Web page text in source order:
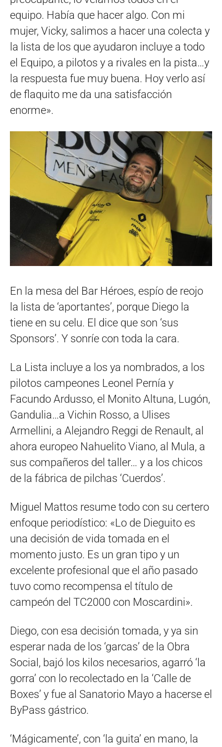
equipo. Había que hacer algo. Con mi
mujer, Vicky, salimos a hacer una colecta y
la lista de los que ayudaron incluye a todo
el Equipo, a pilotos y a rivales en la pista…y
la respuesta fue muy buena. Hoy verlo así
de flaquito me da una satisfacción
enorme».
En la mesa del Bar Héroes, espío de reojo
la lista de ‘aportantes’, porque Diego la
tiene en su celu. El dice que son ‘sus
Sponsors’. Y sonríe con toda la cara.
La Lista incluye a los ya nombrados, a los
pilotos campeones Leonel Pernía y
Facundo Ardusso, el Monito Altuna, Lugón,
Gandulia…a Vichin Rosso, a Ulises
Armellini, a Alejandro Reggi de Renault, al
ahora europeo Nahuelito Viano, al Mula, a
sus compañeros del taller… y a los chicos
de la fábrica de pilchas ‘Cuerdos’.
Miguel Mattos resume todo con su certero
enfoque periodístico: «Lo de Dieguito es
una decisión de vida tomada en el
momento justo. Es un gran tipo y un
excelente profesional que el año pasado
tuvo como recompensa el título de
campeón del TC2000 con Moscardini».
Diego, con esa decisión tomada, y ya sin
esperar nada de los ‘garcas’ de la Obra
Social, bajó los kilos necesarios, agarró ‘la
gorra’ con lo recolectado en la ‘Calle de
Boxes’ y fue al Sanatorio Mayo a hacerse el
ByPass gástrico.
‘Mágicamente’, con ‘la guita’ en mano, la